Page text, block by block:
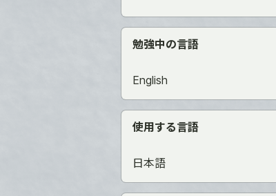
勉強中の言語
English
使用する言語
日本語